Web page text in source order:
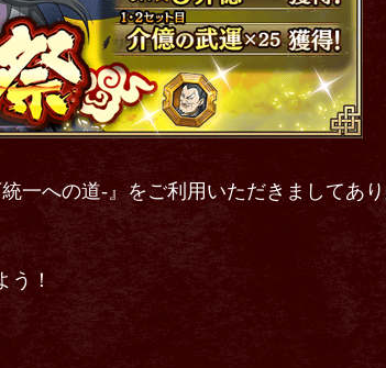
一への道-』をご利用いただきましてあり
う！